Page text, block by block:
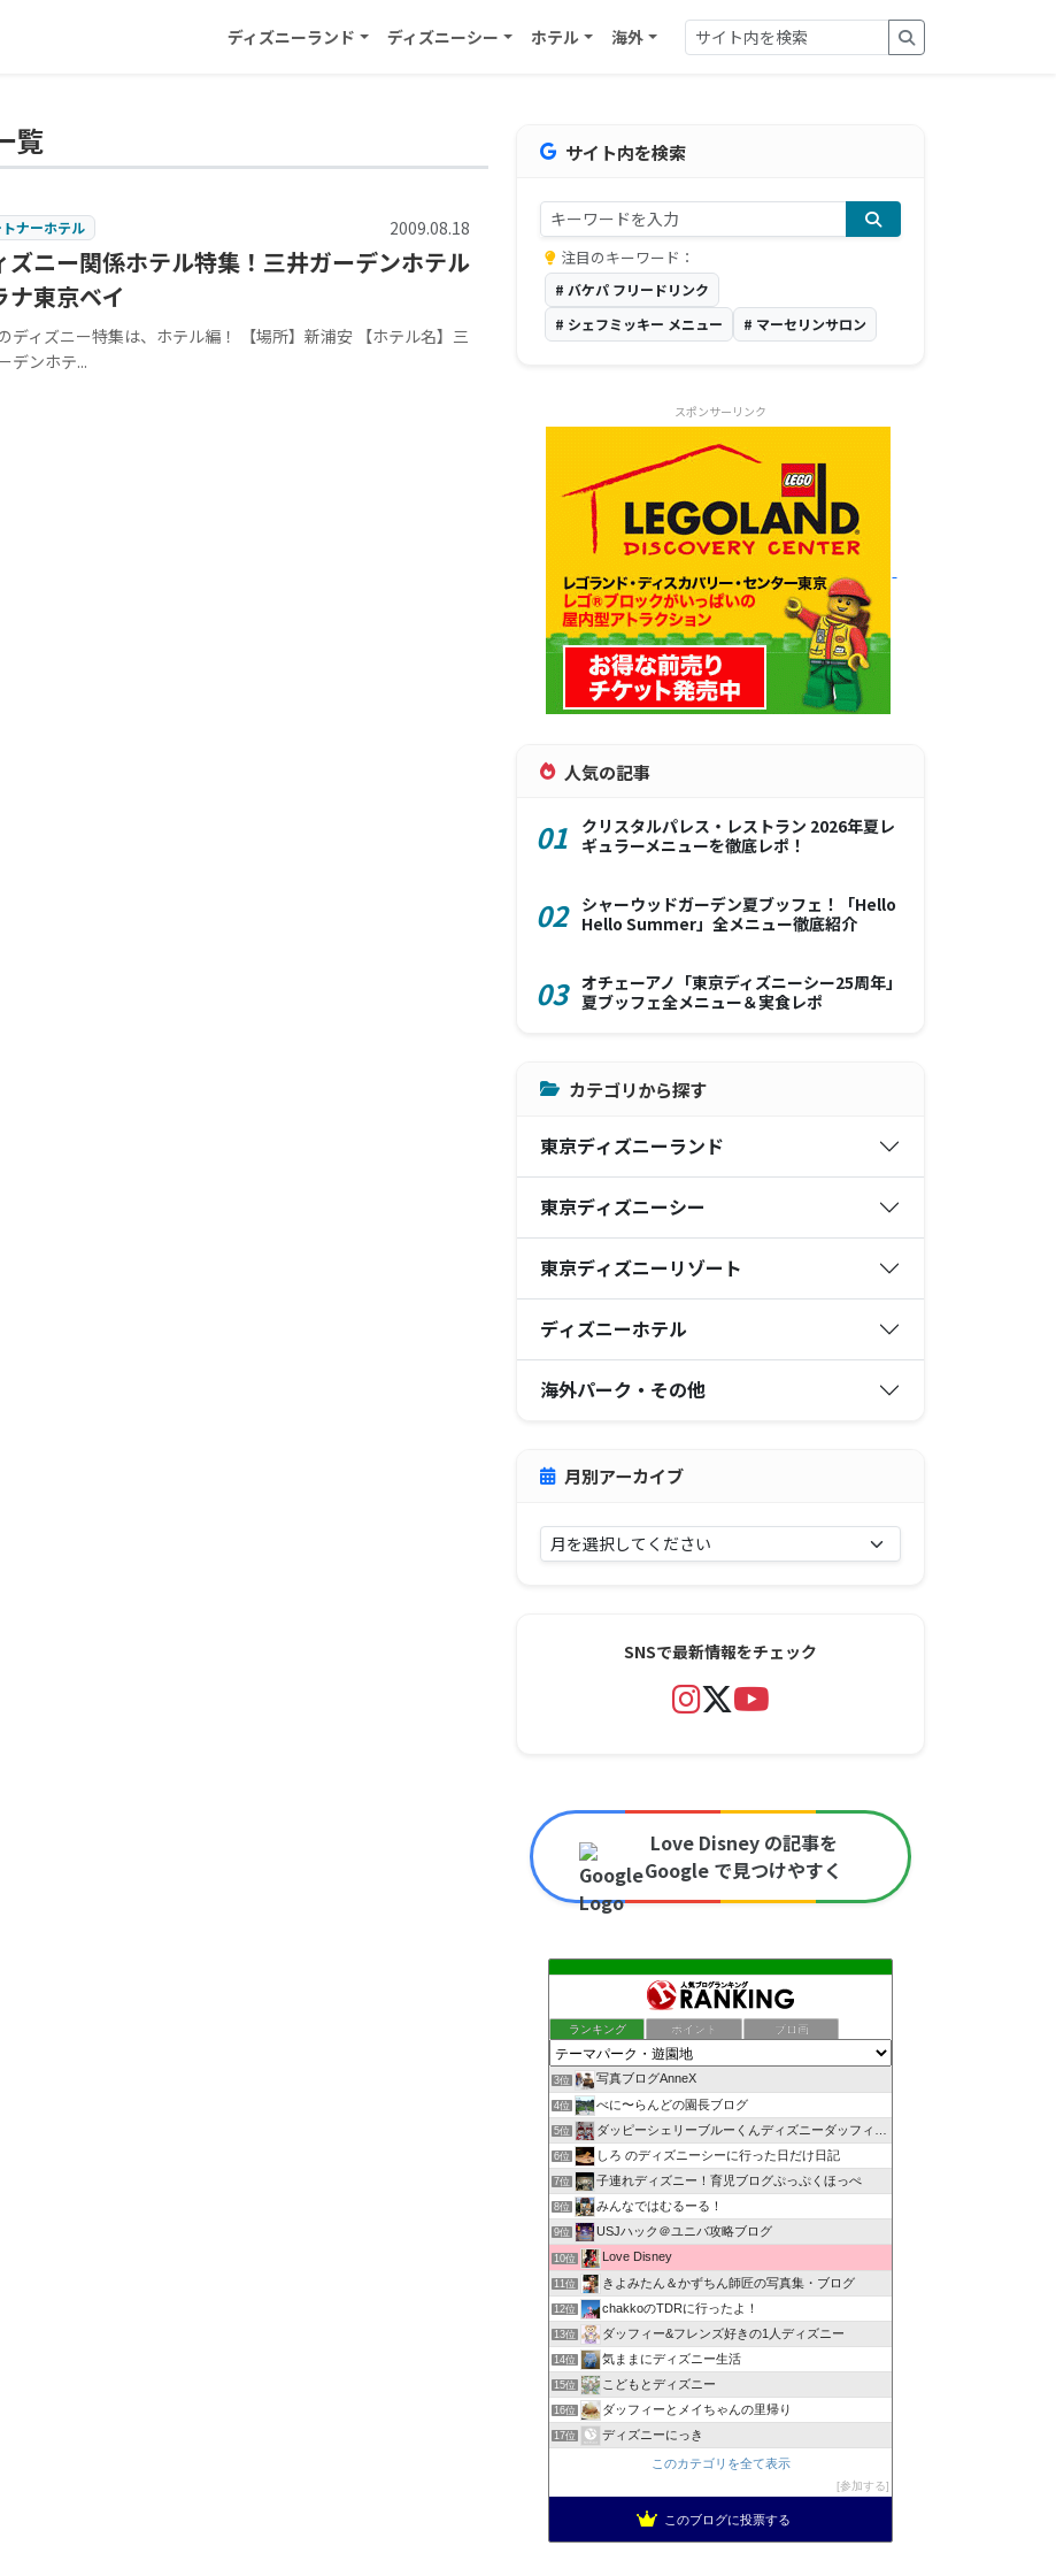
ディズニーランド ディズニーシー ホテル 海外
覧
ナーホテル 2009.08.18
ズニー関係ホテル特集！三井ガーデンホテル
ナ東京ベイ
ディズニー特集は、ホテル編！ 【場所】新浦安 【ホテル名】三
デンホテ...
サイト内を検索
注目のキーワード：
# バケパ フリードリンク
# シェフミッキー メニュー
# マーセリンサロン
スポンサーリンク
人気の記事
01
クリスタルパレス・レストラン 2026年夏レ
ギュラーメニューを徹底レポ！
02
シャーウッドガーデン夏ブッフェ！「Hello
Hello Summer」全メニュー徹底紹介
03 オチェーアノ「東京ディズニーシー25周年」
夏ブッフェ全メニュー＆実食レポ
カテゴリから探す
東京ディズニーランド
東京ディズニーシー
東京ディズニーリゾート
ディズニーホテル
海外パーク・その他
月別アーカイブ
SNSで最新情報をチェック
Love Disney の記事を
Google で見つけやすく
ランキング ポイント ブロ画
3位 写真ブログAnneX
4位 べに〜らんどの園長ブログ
5位 ダッピーシェリーブルーくんディズニーダッフィーバラhappy
6位 しろ のディズニーシーに行った日だけ日記
7位 子連れディズニー！育児ブログぷっぷくほっぺ
8位 みんなではむるーる！
9位 USJハック＠ユニバ攻略ブログ
10位 Love Disney
11位 きよみたん＆かずちん師匠の写真集・ブログ
12位 chakkoのTDRに行ったよ！
13位 ダッフィー&フレンズ好きの1人ディズニー
14位 気ままにディズニー生活
15位 こどもとディズニー
16位 ダッフィーとメイちゃんの里帰り
17位 ディズニーにっき
このカテゴリを全て表示
参加する
このブログに投票する